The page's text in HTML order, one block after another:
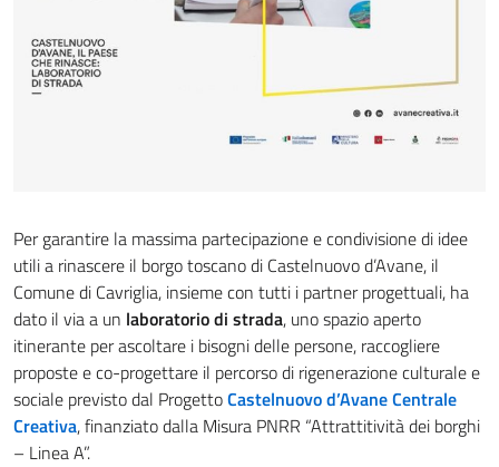
Per garantire la massima partecipazione e condivisione di idee
utili a rinascere il borgo toscano di Castelnuovo d’Avane, il
Comune di Cavriglia, insieme con tutti i partner progettuali, ha
dato il via a un laboratorio di strada, uno spazio aperto
itinerante per ascoltare i bisogni delle persone, raccogliere
proposte e co-progettare il percorso di rigenerazione culturale e
sociale previsto dal ProgettoCastelnuovo d’Avane Centrale
Creativa, finanziato dalla Misura PNRR “Attrattitività dei borghi
– Linea A”.